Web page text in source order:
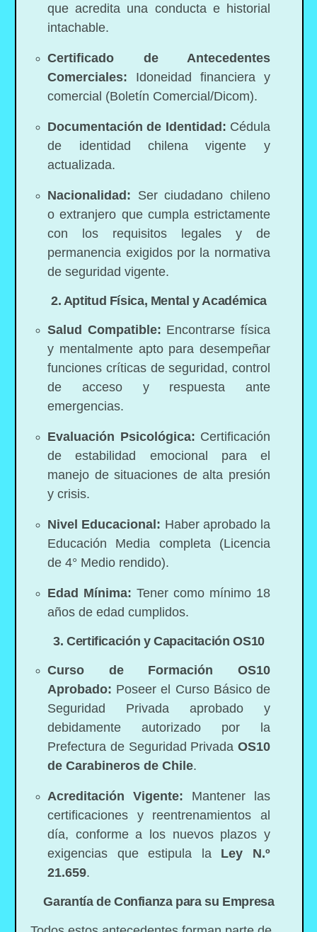
que acredita una conducta e historial
intachable.
Certificado de Antecedentes
Comerciales: Idoneidad financiera y
comercial (Boletín Comercial/Dicom).
Documentación de Identidad: Cédula
de identidad chilena vigente y
actualizada.
Nacionalidad: Ser ciudadano chileno
o extranjero que cumpla estrictamente
con los requisitos legales y de
permanencia exigidos por la normativa
de seguridad vigente.
2. Aptitud Física, Mental y Académica
Salud Compatible: Encontrarse física
y mentalmente apto para desempeñar
funciones críticas de seguridad, control
de acceso y respuesta ante
emergencias.
Evaluación Psicológica: Certificación
de estabilidad emocional para el
manejo de situaciones de alta presión
y crisis.
Nivel Educacional: Haber aprobado la
Educación Media completa (Licencia
de 4° Medio rendido).
Edad Mínima: Tener como mínimo 18
años de edad cumplidos.
3. Certificación y Capacitación OS10
Curso de Formación OS10
Aprobado: Poseer el Curso Básico de
Seguridad Privada aprobado y
debidamente autorizado por la
Prefectura de Seguridad Privada OS10
de Carabineros de Chile.
Acreditación Vigente: Mantener las
certificaciones y reentrenamientos al
día, conforme a los nuevos plazos y
exigencias que estipula la Ley N.º
21.659.
Garantía de Confianza para su Empresa